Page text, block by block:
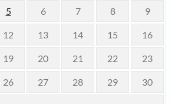
5 6 7 8 9
12 13 14 15 16
19 20 21 22 23
26 27 28 29 30